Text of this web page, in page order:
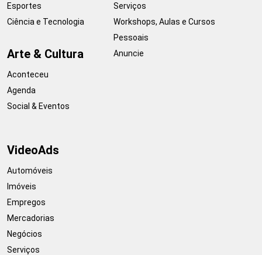
Esportes
Ciência e Tecnologia
Arte & Cultura
Aconteceu
Agenda
Social & Eventos
Serviços
Workshops, Aulas e Cursos
Pessoais
Anuncie
VideoAds
Automóveis
Imóveis
Empregos
Mercadorias
Negócios
Serviços